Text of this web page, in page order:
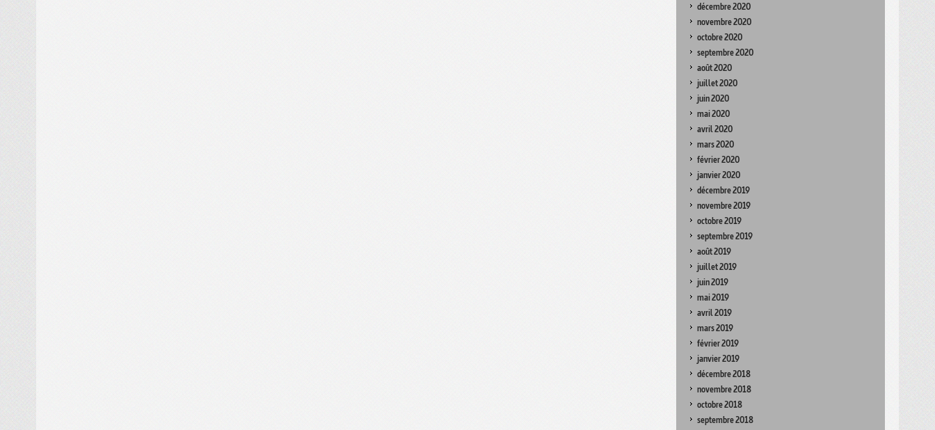
décembre 2020
novembre 2020
octobre 2020
septembre 2020
août 2020
juillet 2020
juin 2020
mai 2020
avril 2020
mars 2020
février 2020
janvier 2020
décembre 2019
novembre 2019
octobre 2019
septembre 2019
août 2019
juillet 2019
juin 2019
mai 2019
avril 2019
mars 2019
février 2019
janvier 2019
décembre 2018
novembre 2018
octobre 2018
septembre 2018